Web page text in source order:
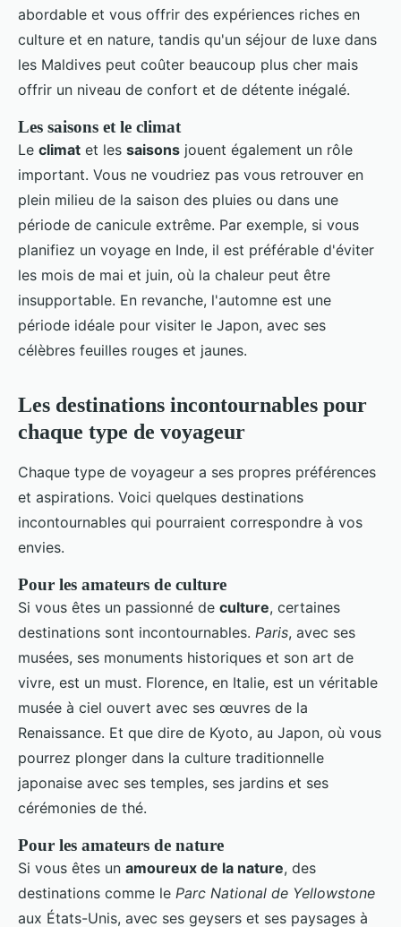
abordable et vous offrir des expériences riches en
culture et en nature, tandis qu'un séjour de luxe dans
les Maldives peut coûter beaucoup plus cher mais
offrir un niveau de confort et de détente inégalé.
Les saisons et le climat
Le climat et les saisons jouent également un rôle
important. Vous ne voudriez pas vous retrouver en
plein milieu de la saison des pluies ou dans une
période de canicule extrême. Par exemple, si vous
planifiez un voyage en Inde, il est préférable d'éviter
les mois de mai et juin, où la chaleur peut être
insupportable. En revanche, l'automne est une
période idéale pour visiter le Japon, avec ses
célèbres feuilles rouges et jaunes.
Les destinations incontournables pour
chaque type de voyageur
Chaque type de voyageur a ses propres préférences
et aspirations. Voici quelques destinations
incontournables qui pourraient correspondre à vos
envies.
Pour les amateurs de culture
Si vous êtes un passionné de culture, certaines
destinations sont incontournables. Paris, avec ses
musées, ses monuments historiques et son art de
vivre, est un must. Florence, en Italie, est un véritable
musée à ciel ouvert avec ses œuvres de la
Renaissance. Et que dire de Kyoto, au Japon, où vous
pourrez plonger dans la culture traditionnelle
japonaise avec ses temples, ses jardins et ses
cérémonies de thé.
Pour les amateurs de nature
Si vous êtes un amoureux de la nature, des
destinations comme le Parc National de Yellowstone
aux États-Unis, avec ses geysers et ses paysages à